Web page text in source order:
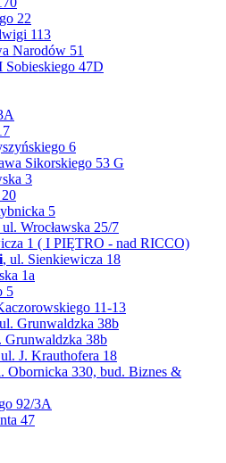
22
113
Narodów 51
Sobieskiego 47D
6
Sikorskiego 53 G
3
5
ul. Wrocławska 25/7
1 ( I PIĘTRO - nad RICCO)
, ul. Sienkiewicza 18
1a
5
11-13
Grunwaldzka 38b
Grunwaldzka 38b
J. Krauthofera 18
Obornicka 330, bud. Biznes &
92/3A
47